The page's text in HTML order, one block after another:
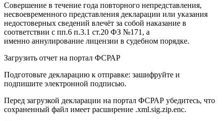
Совершение в течение года повторного непредставления,
несвоевременного представления декларации или указания
недостоверных сведений влечёт за собой наказание в
соответствии с пп.6 п.3.1 ст.20 ФЗ №171, а
именно аннулирование лицензии в судебном порядке.
Загрузить отчет на портал ФСРАР
Подготовьте декларацию к отправке: зашифруйте и
подпишите электронной подписью.
Перед загрузкой декларации на портал ФСРАР убедитесь, что
сохраненный файл имеет расширение .xml.sig.zip.enc.